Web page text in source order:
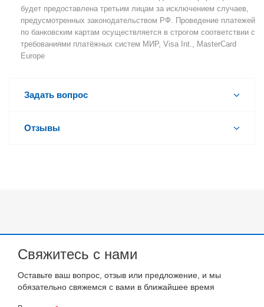
будет предоставлена третьим лицам за исключением случаев,
предусмотренных законодательством РФ. Проведение платежей
по банковским картам осуществляется в строгом соответствии с
требованиями платёжных систем МИР, Visa Int., MasterCard
Europe
Задать вопрос
Отзывы
Свяжитесь с нами
Оставьте ваш вопрос, отзыв или предложение, и мы
обязательно свяжемся с вами в ближайшее время